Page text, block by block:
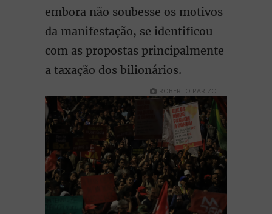
embora não soubesse os motivos
da manifestação, se identificou
com as propostas principalmente
a taxação dos bilionários.
ROBERTO PARIZOTTI